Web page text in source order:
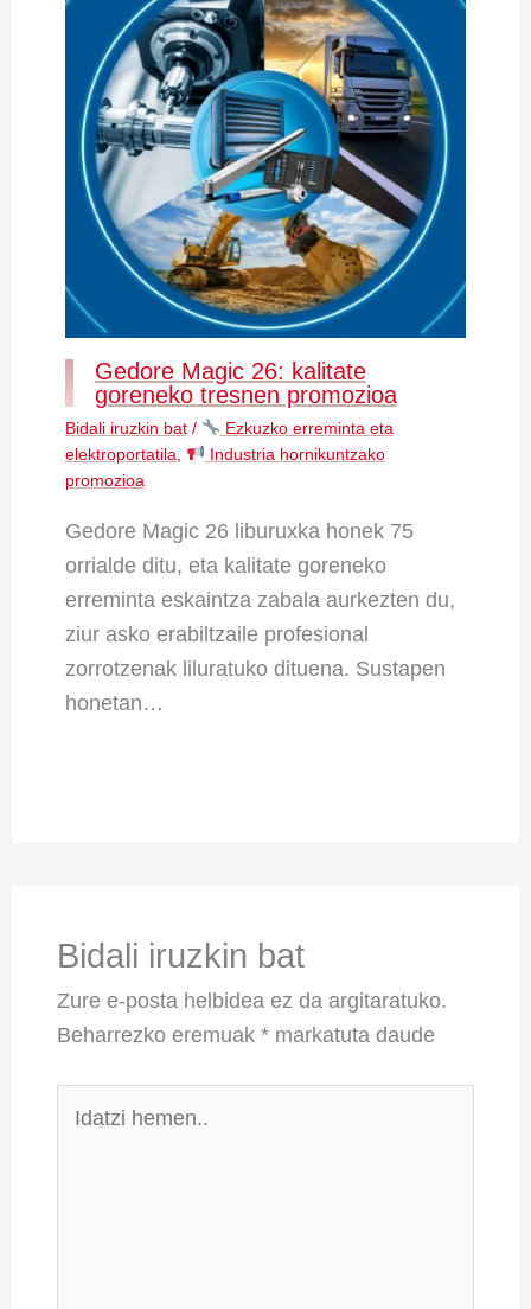
Gedore Magic 26: kalitate
goreneko tresnen promozioa
Bidali iruzkin bat /
Ezkuzko erreminta eta
elektroportatila
Industria hornikuntzako
promozioa
Gedore Magic 26 liburuxka honek 75
orrialde ditu, eta kalitate goreneko
erreminta eskaintza zabala aurkezten du,
ziur asko erabiltzaile profesional
zorrotzenak liluratuko dituena. Sustapen
honetan…
Bidali iruzkin bat
Zure e-posta helbidea ez da argitaratuko.
Beharrezko eremuak* markatuta daude